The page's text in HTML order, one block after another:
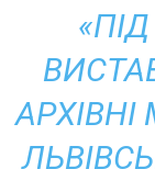
АРХІВНІ